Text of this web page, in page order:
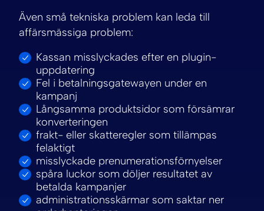
Även små tekniska problem kan leda till
affärsmässiga problem:
Kassan misslyckades efter en plugin-
uppdatering
Fel i betalningsgatewayen under en
kampanj
Långsamma produktsidor som försämrar
konverteringen
frakt- eller skatteregler som tillämpas
felaktigt
misslyckade prenumerationsförnyelser
spåra luckor som döljer resultatet av
betalda kampanjer
administrationsskärmar som saktar ner